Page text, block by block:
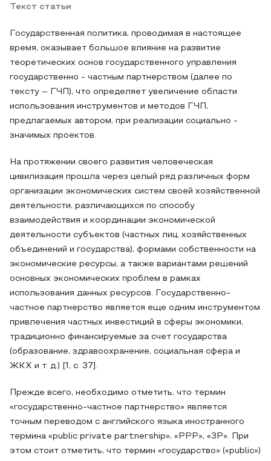
Текст статьи
Государственная политика, проводимая в настоящее
время, оказывает большое влияние на развитие
теоретических основ государственного управления
государственно - частным партнерством (далее по
тексту – ГЧП), что определяет увеличение области
использования инструментов и методов ГЧП,
предлагаемых автором, при реализации социально -
значимых проектов.
На протяжении своего развития человеческая
цивилизация прошла через целый ряд различных форм
организации экономических систем своей хозяйственной
деятельности, различающихся по способу
взаимодействия и координации экономической
деятельности субъектов (частных лиц, хозяйственных
объединений и государства), формами собственности на
экономические ресурсы, а также вариантами решений
основных экономических проблем в рамках
использования данных ресурсов. Государственно-
частное партнерство является еще одним инструментом
привлечения частных инвестиций в сферы экономики,
традиционно финансируемые за счет государства
(образование, здравоохранение, социальная сфера и
ЖКХ и т. д.) [1, с. 37].
Прежде всего, необходимо отметить, что термин
«государственно-частное партнерство» является
точным переводом с английского языка иностранного
термина «public private partnership», «PPP», «3P». При
этом стоит отметить, что термин «государство» («public»)